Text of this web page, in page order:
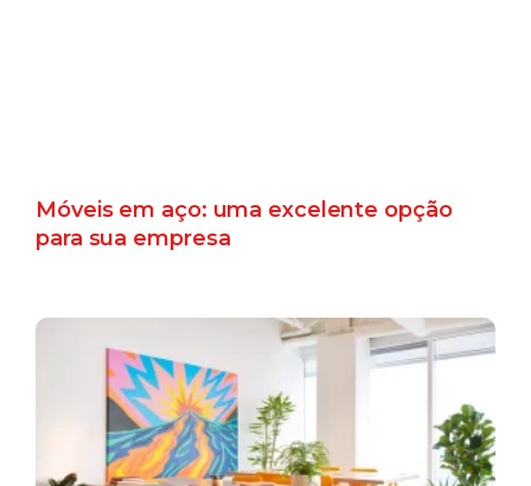
Móveis em aço: uma excelente opção
para sua empresa